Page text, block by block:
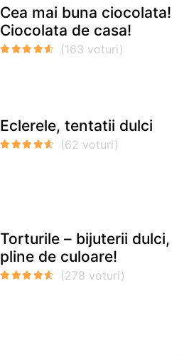
Cea mai buna ciocolata!
Ciocolata de casa!
Eclerele, tentatii dulci
Torturile – bijuterii dulci,
pline de culoare!